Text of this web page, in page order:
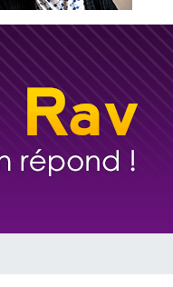
aux Orphelins
de Yohan